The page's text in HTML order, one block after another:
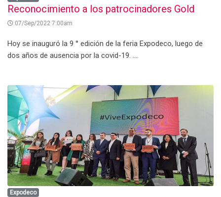
Reconocimiento a los patrocinadores Gold
:07/Sep/2022 7:00am
Hoy se inauguró la 9 ° edición de la feria Expodeco, luego de
dos años de ausencia por la covid-19. ....
Expodeco